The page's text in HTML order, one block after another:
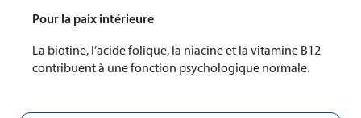
Pour la paix intérieure
La biotine, l’acide folique, la niacine et la vitamine B12
contribuent à une fonction psychologique normale.